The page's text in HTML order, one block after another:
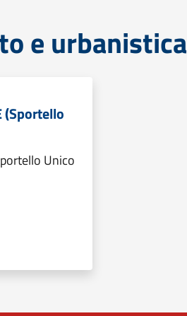
e urbanistica
(Sportello
Unico